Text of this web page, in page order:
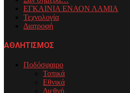
ΕΓΚΑΙΝΙΑ ΕΝΑΟΝ ΛΑΜΙΑ
Τεχνολογία
Διατροφή
ΑΘΛΗΤΙΣΜΟΣ
Ποδόσφαιρο
Τοπικά
Εθνικά
Διεθνή